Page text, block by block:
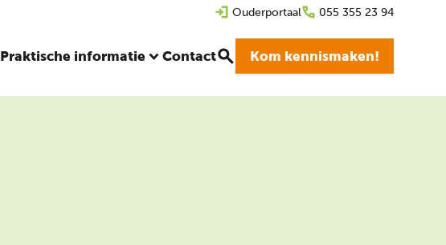
Ouderportaal 055 355 23 94
Praktische informatie Contact Kom kennismaken!